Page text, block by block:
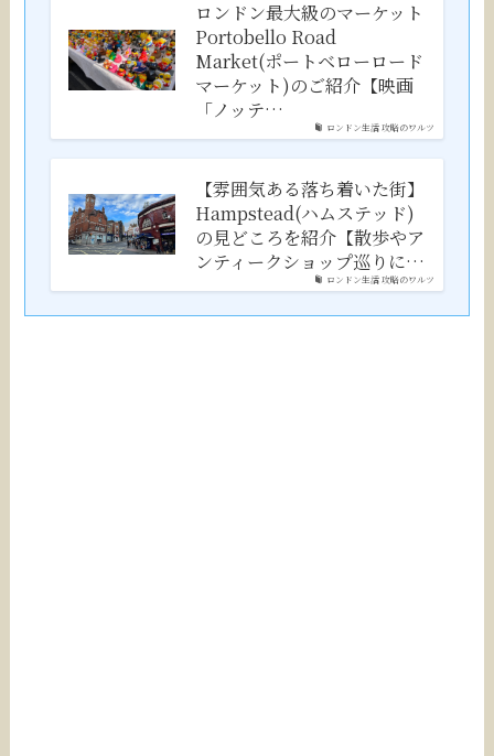
ロンドン生活 攻略のワルツ
ロンドン最大級のマーケット
Portobello Road
Market(ポートベローロード
マーケット)のご紹介【映画
「ノッテ…
ロンドン生活 攻略のワルツ
【雰囲気ある落ち着いた街】
Hampstead(ハムステッド)
の見どころを紹介【散歩やア
ンティークショップ巡りに…